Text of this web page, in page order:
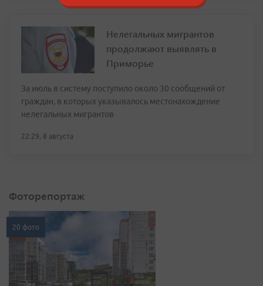
Нелегальных мигрантов
продолжают выявлять в
Приморье
За июль в систему поступило около 30 сообщений от
граждан, в которых указывалось местонахождение
нелегальных мигрантов
22:29, 8 августа
Фоторепортаж
20 фото